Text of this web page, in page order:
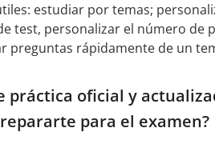
estudiar por temas;
test, personalizar el número de
rápidamente de un
oficial y
para el examen?